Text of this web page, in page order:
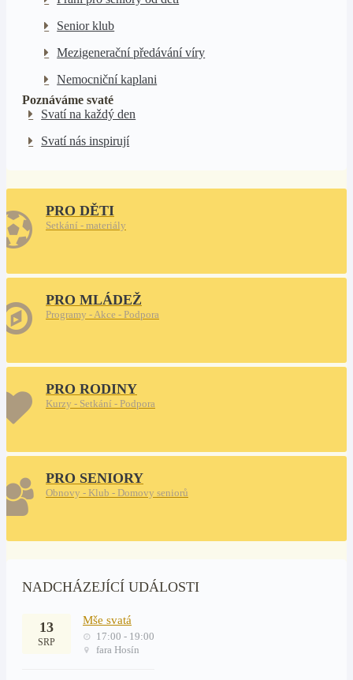
Senior klub
Mezigenerační předávání víry
Nemocniční kaplani
Poznáváme svaté
Svatí na každý den
Svatí nás inspirují
PRO DĚTI
Setkání - materiály
PRO MLÁDEŽ
Programy - Akce - Podpora
PRO RODINY
Kurzy - Setkání - Podpora
PRO SENIORY
Obnovy - Klub - Domovy seniorů
NADCHÁZEJÍCÍ UDÁLOSTI
13
SRP
Mše svatá
17:00 - 19:00
fara Hosín